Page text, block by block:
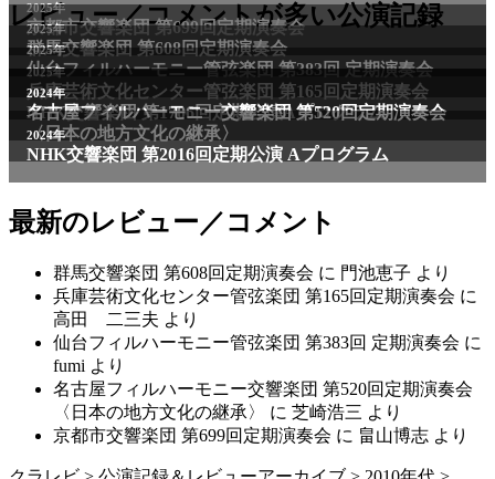
レビュー／コメントが多い公演記録
2025年
京都市交響楽団 第699回定期演奏会
2025年
群馬交響楽団 第608回定期演奏会
2025年
仙台フィルハーモニー管弦楽団 第383回 定期演奏会
2025年
兵庫芸術文化センター管弦楽団 第165回定期演奏会
2011年
NHK交響楽団 第1706回定期公演Aプログラム
2024年
名古屋フィルハーモニー交響楽団 第520回定期演奏会
〈日本の地方文化の継承〉
2024年
NHK交響楽団 第2016回定期公演 Aプログラム
最新のレビュー／コメント
群馬交響楽団 第608回定期演奏会 に 門池恵子 より
兵庫芸術文化センター管弦楽団 第165回定期演奏会 に
高田 二三夫 より
仙台フィルハーモニー管弦楽団 第383回 定期演奏会 に
fumi より
名古屋フィルハーモニー交響楽団 第520回定期演奏会
〈日本の地方文化の継承〉
に 芝崎浩三 より
京都市交響楽団 第699回定期演奏会 に 畠山博志 より